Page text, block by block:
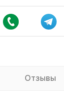
Отзывы